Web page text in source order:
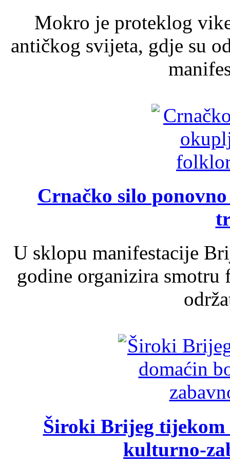
Mokro je proteklog
antičkog svijeta, gdje su
Crnačko silo
U sklopu manifestacije
godine organizira
Široki Brijeg tijekom
kulturno-